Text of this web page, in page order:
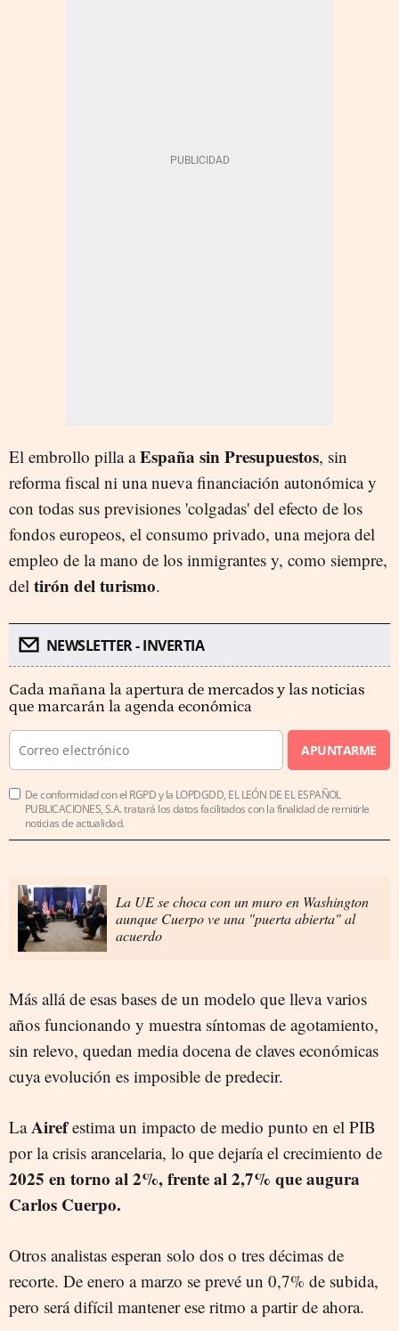
El embrollo pilla aEspaña sin Presupuestos, sin
reforma fiscal ni una nueva financiación autonómica y
con todas sus previsiones 'colgadas' del efecto de los
fondos europeos, el consumo privado, una mejora del
empleo de la mano de los inmigrantes y, como siempre,
del tirón del turismo.
NEWSLETTER - INVERTIA
Cada mañana la apertura de mercados y las noticias
que marcarán la agenda económica
APUNTARME
De conformidad con el RGPD y la LOPDGDD, EL LEÓN DE EL ESPAÑOL
PUBLICACIONES, S.A. tratará los datos facilitados con la finalidad de remitirle
noticias de actualidad.
La UE se choca con un muro en Washington
aunque Cuerpo ve una "puerta abierta" al
acuerdo
Más allá de esas bases de un modelo que lleva varios
años funcionando y muestra síntomas de agotamiento,
sin relevo, quedan media docena de claves económicas
cuya evolución es imposible de predecir.
LaAirefestima un impacto de medio punto en el PIB
por la crisis arancelaria, lo que dejaría el crecimiento de
2025 en torno al 2%, frente al 2,7% que augura
Carlos Cuerpo.
Otros analistas esperan solo dos o tres décimas de
recorte. De enero a marzo se prevé un 0,7% de subida,
pero será difícil mantener ese ritmo a partir de ahora.